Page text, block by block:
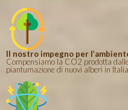
Il nostro impegno per
Compensiamo la CO2 prodotta
piantumazione di nuovi alberi in